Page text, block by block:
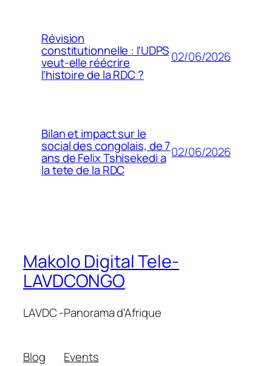
Révision
constitutionnelle : l’UDPS
veut-elle réécrire
l’histoire de la RDC ?
02/06/2026
Bilan et impact sur le
social des congolais, de 7
ans de Felix Tshisekedi a
la tete de la RDC
02/06/2026
Makolo Digital Tele-
LAVDCONGO
LAVDC -Panorama d'Afrique
Blog
Events